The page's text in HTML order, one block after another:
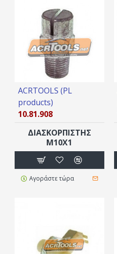
ACRTOOLS (PL
products)
10.81.908
ΔΙΑΣΚΟΡΠΙΣΤΗΣ
Μ10Χ1
Αγοράστε τώρα